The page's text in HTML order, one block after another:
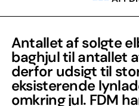
Antallet af solgte
baghjul til antallet
derfor udsigt til
eksisterende
omkring jul. FDM